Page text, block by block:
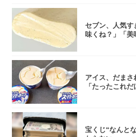
セブン、人気
味くね？」「美
アイス、だまさ
「たったこれ
宝くじ“なんと